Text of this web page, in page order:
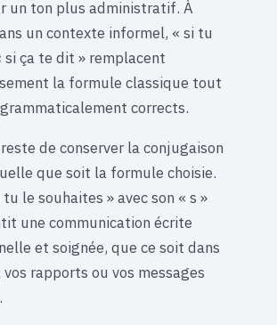
un ton plus administratif. À
un contexte informel, « si tu
si ça te dit » remplacent
la formule classique tout
corrects.
reste de conserver la conjugaison
que soit la formule choisie.
le souhaites » avec son « s »
une communication écrite
et soignée, que ce soit dans
vos rapports ou vos messages